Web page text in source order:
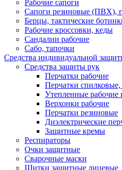
Рабочие сапоги
Сапоги резиновые (ПВХ),
Берцы, тактические
Рабочие кроссовки, кеды
Сандалии рабочие
Сабо, тапочки
Средства индивидуальной
Средства защиты рук
Перчатки рабочие
Перчатки
Утепленные рабочие
Верхонки рабочие
Перчатки резиновые
Диэлектрические
Защитные кремы
Респираторы
Очки защитные
Сварочные маски
Щитки защитные лицевые